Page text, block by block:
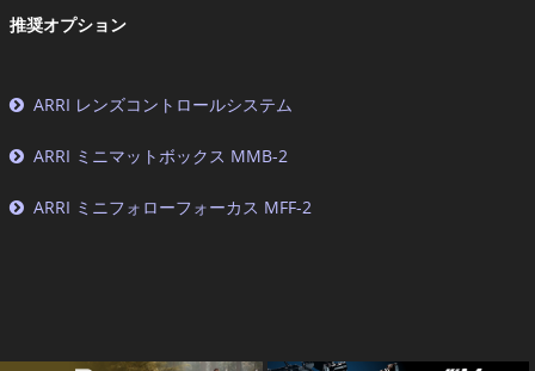
推奨オプション
ARRI レンズコントロールシステム
ARRI ミニマットボックス MMB-2
ARRI ミニフォローフォーカス MFF-2